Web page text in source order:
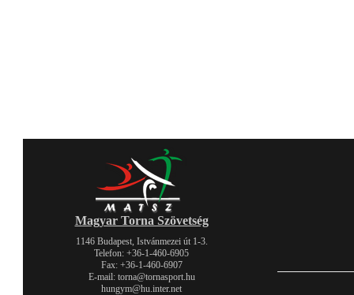
Magyar Torna Szövetség
1146 Budapest, Istvánmezei út 1-3.
Telefon: +36-1-460-6905
Fax: +36-1-460-6907
E-mail: torna@tornasport.hu
hungym@hu.inter.net